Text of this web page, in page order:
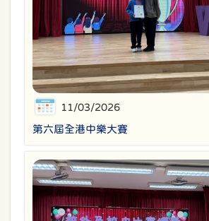
11/03/2026
第六屆全港中樂大賽